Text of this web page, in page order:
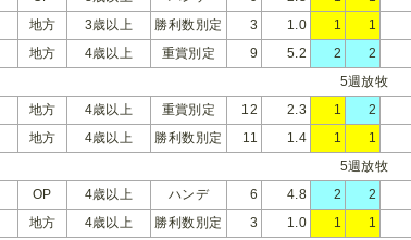
地方 3歳以上 勝利数別定 3 1.0 1 1
地方 4歳以上 重賞別定 9 5.2 2 2
5週放牧
地方 4歳以上 重賞別定 12 2.3 1 2
地方 4歳以上 勝利数別定 11 1.4 1 1
5週放牧
OP 4歳以上 ハンデ 6 4.8 2 2
地方 4歳以上 勝利数別定 3 1.0 1 1